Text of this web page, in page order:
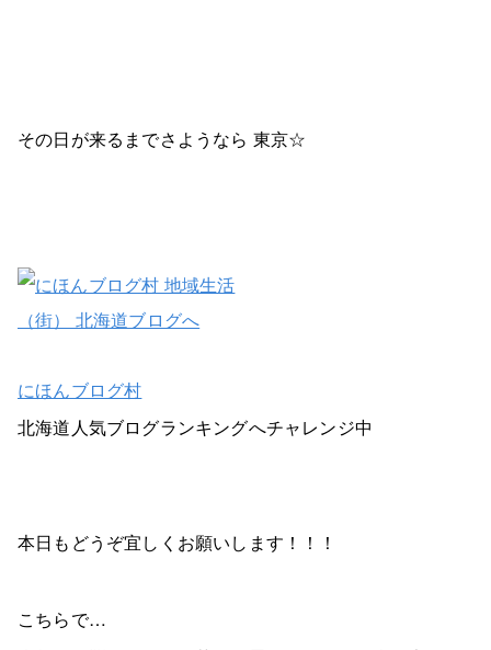
その日が来るまでさようなら 東京☆
にほんブログ村
北海道人気ブログランキングへチャレンジ中
本日もどうぞ宜しくお願いします！！！
こちらで…